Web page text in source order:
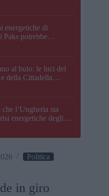
energetiche di
Paks potrebbe
al buio: le luci del
della Cittadella
l’Ungheria sta
energetiche degli
Politica
in giro